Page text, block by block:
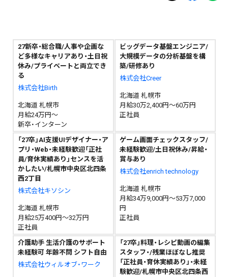
27新卒・総合職/人事や企画な
ど多様なキャリアあり・土日祝
休み/プライベートと両立でき
る
株式会社Birth
北海道 札幌市
月給24万円～
新卒・インターン
ビッグデータ基盤エンジニア/
大規模データの分析基盤を構
築/研修あり
株式会社Creer
北海道 札幌市
月給30万2,400円～60万円
正社員
「27卒」AI支援UIデザイナー・ア
プリ・Web・未経験歓迎「正社
員/育休実績あり」センスを活
かしたい/札幌市中央区北四条
西2丁目
株式会社キソシン
北海道 札幌市
月給25万400円～32万円
正社員
ゲーム画面チェックスタッフ/
未経験歓迎/土日祝休み/昇給・
賞与あり
株式会社enrich technology
北海道 札幌市
月給34万9,000円～53万7,000
円
正社員
介護助手 生活介護のサポート
未経験可 年齢不問 シフト自由
株式会社ウィルオブ・ワーク
「27卒」料理・レシピ動画の編集
スタッフ・/残業ほぼなし推奨
「正社員・育休実績あり」・未経
験歓迎/札幌市中央区北四条西